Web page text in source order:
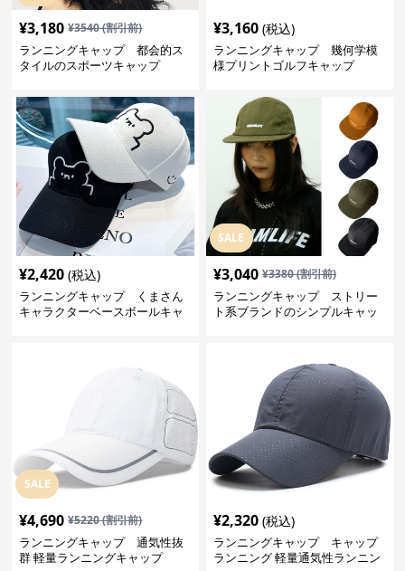
¥3,180 ¥3540(割引前)
ランニングキャップ 都会的ス
タイルのスポーツキャップ
¥3,160 (税込)
ランニングキャップ 幾何学模
様プリントゴルフキャップ
¥2,420 (税込)
ランニングキャップ くまさん
キャラクターベースボールキャ
SALE
¥3,040 ¥3380(割引前)
ランニングキャップ ストリー
ト系ブランドのシンプルキャッ
SALE
¥4,690 ¥5220(割引前)
ランニングキャップ 通気性抜
群 軽量ランニングキャップ
¥2,320 (税込)
ランニングキャップ キャップ
ランニング 軽量通気性ランニン